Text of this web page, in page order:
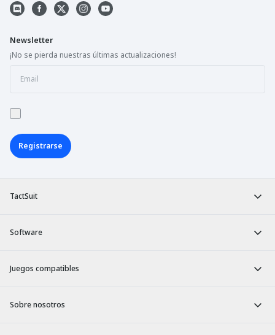
TactSuit
Software
Juegos compatibles
Sobre nosotros
Newsletter
¡No se pierda nuestras últimas actualizaciones!
Registrarse